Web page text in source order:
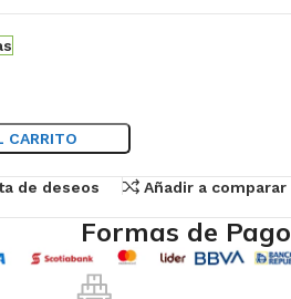
CARRITO
de deseos Añadir a comparar
Formas de Pago